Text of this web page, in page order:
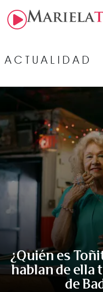
ACTUALIDAD
¿Quién es
hablan de ella
de